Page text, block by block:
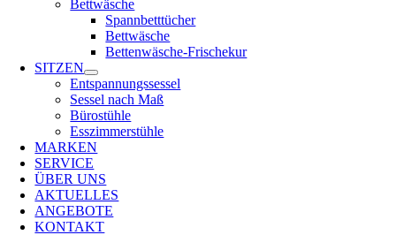
Bettwäsche
Spannbetttücher
Bettwäsche
Bettenwäsche-Frischekur
SITZEN
Entspannungssessel
Sessel nach Maß
Bürostühle
Esszimmerstühle
MARKEN
SERVICE
ÜBER UNS
AKTUELLES
ANGEBOTE
KONTAKT